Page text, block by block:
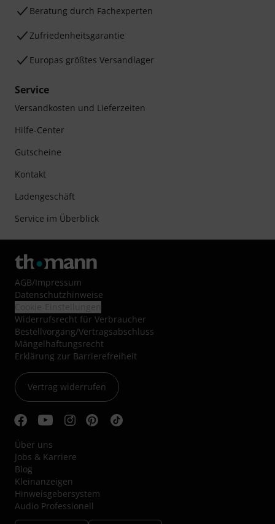
Beratung durch Fachexperten
Zufriedenheitsgarantie
Europas größtes Versandlager
Service
Versandkosten und Lieferzeiten
Hilfe-Center
Gutscheine
Kontakt
Ladengeschäft
Service im Überblick
AGB/Impressum
Datenschutzhinweise
Widerrufsrecht für Verbraucher
Bestellvorgang/Vertragsabschluss
Mängelhaftungsrecht
Erklärung zur Barrierefreiheit
Vertrag widerrufen
Über uns
Jobs & Karriere
Blog
Kleinanzeigen
Hinweisgebersystem
Audio Professionell